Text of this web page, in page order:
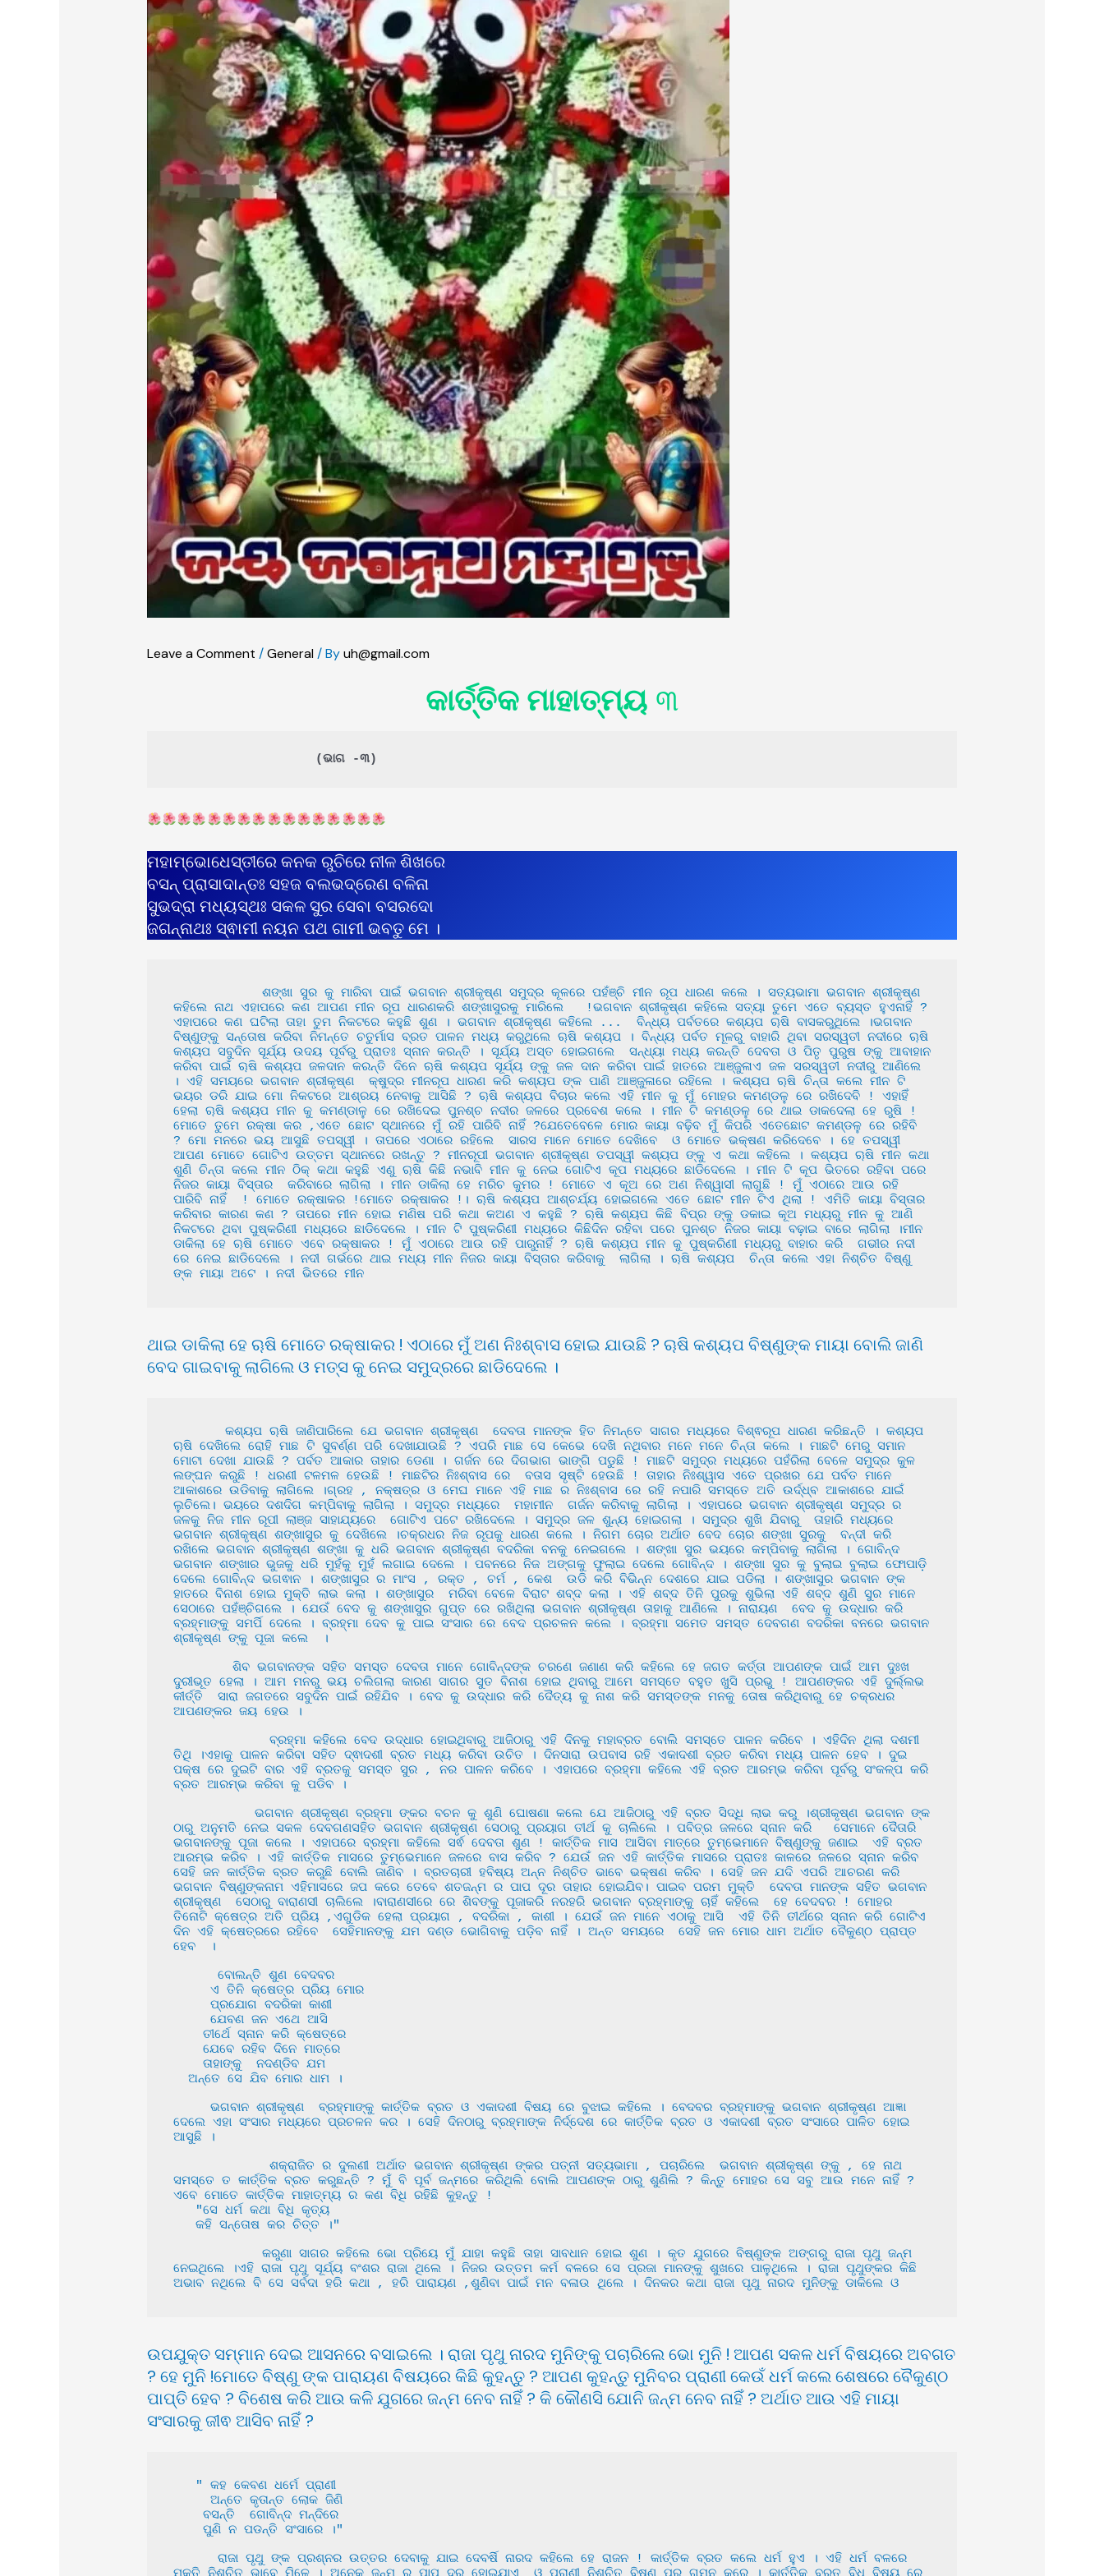
Leave a Comment /General / Byuh@gmail.com
କାର୍ତ୍ତିକ ମାହାତ୍ମ୍ୟ ୩
(ଭାଗ -୩)
ମହାମ୍ଭୋଧେସ୍ତୀରେ କନକ ରୁଚିରେ ନୀଳ ଶିଖରେ
ବସନ୍ ପ୍ରାସାଦାନ୍ତଃ ସହଜ ବଲଭଦ୍ରେଣ ବଳିନା
ସୁଭଦ୍ରା ମଧ୍ୟସ୍ଥଃ ସକଳ ସୁର ସେବା ବସରଦୋ
ଜଗନ୍ନାଥଃ ସ୍ଵାମୀ ନୟନ ପଥ ଗାମୀ ଭବତୁ ମେ ।
କହିଲେ ନାଥ ଏହାପରେ କଣ ଆପଣ ମୀନ ରୂପ ଧାରଣକରି ଶଙ୍ଖାସୁରକୁ ମାରିଲେ   !ଭଗବାନ ଶ୍ରୀକୃଷ୍ଣ କହିଲେ ସତ୍ୟା ତୁମେ ଏତେ ବ୍ୟସ୍ତ ହୁଏନାହିଁ ?
ଏହାପରେ କଣ ଘଟିଲା ତାହା ତୁମ ନିକଟରେ କହୁଛି ଶୁଣ । ଭଗବାନ ଶ୍ରୀକୃଷ୍ଣ କହିଲେ ...  ବିନ୍ଧ୍ୟ ପର୍ବତରେ କଶ୍ୟପ ୠଷି ବାସକରୁଥିଲେ ।ଭଗବାନ
ବିଷ୍ଣୁଙ୍କୁ ସନ୍ତୋଷ କରିବା ନିମନ୍ତେ ଚତୁର୍ମାସ ବ୍ରତ ପାଳନ ମଧ୍ୟ କରୁଥିଲେ ୠଷି କଶ୍ୟପ । ବିନ୍ଧ୍ୟ ପର୍ବତ ମୂଳରୁ ବାହାରି ଥିବା ସରସ୍ୱତୀ ନଦୀରେ ୠଷି
କଶ୍ୟପ ସବୁଦିନ ସୂର୍ଯ୍ୟ ଉଦୟ ପୂର୍ବରୁ ପ୍ରାତଃ ସ୍ନାନ କରନ୍ତି । ସୂର୍ଯ୍ୟ ଅସ୍ତ ହୋଇଗଲେ  ସନ୍ଧ୍ୟା ମଧ୍ୟ କରନ୍ତି ଦେବତା ଓ ପିତୃ ପୁରୁଷ ଙ୍କୁ ଆବାହାନ
କରିବା ପାଇଁ ୠଷି କଶ୍ୟପ ଜଳଦାନ କରନ୍ତି ଦିନେ ୠଷି କଶ୍ୟପ ସୂର୍ଯ୍ୟ ଙ୍କୁ ଜଳ ଦାନ କରିବା ପାଇଁ ହାତରେ ଆଞ୍ଜୁଳାଏ ଜଳ ସରସ୍ୱତୀ ନଦୀରୁ ଆଣିଲେ
। ଏହି ସମୟରେ ଭଗବାନ ଶ୍ରୀକୃଷ୍ଣ  କ୍ଷୁଦ୍ର ମୀନରୂପ ଧାରଣ କରି କଶ୍ୟପ ଙ୍କ ପାଣି ଆଞ୍ଜୁଳାରେ ରହିଲେ । କଶ୍ୟପ ୠଷି ଚିନ୍ତା କଲେ ମୀନ ଟି
ଭୟର ଡରି ଯାଇ ମୋ ନିକଟରେ ଆଶ୍ରୟ ନେବାକୁ ଆସିଛି ? ୠଷି କଶ୍ୟପ ବିଚାର କଲେ ଏହି ମୀନ କୁ ମୁଁ ମୋହର କମଣ୍ଡଳୁ ରେ ରଖିଦେବି ! ଏହାହିଁ
ହେଲା ୠଷି କଶ୍ୟପ ମୀନ କୁ କମଣ୍ଡାଳୁ ରେ ରଖିଦେଇ ପୁନଶ୍ଚ ନଦୀର ଜଳରେ ପ୍ରବେଶ କଲେ । ମୀନ ଟି କମଣ୍ଡଳୁ ରେ ଥାଇ ଡାକଦେଲା ହେ ରୁଷି !
ମୋତେ ତୁମେ ରକ୍ଷା କର ,ଏତେ ଛୋଟ ସ୍ଥାନରେ ମୁଁ ରହି ପାରିବି ନାହିଁ ?ଯେତେବେଳେ ମୋର କାୟା ବଢ଼ିବ ମୁଁ କିପରି ଏତେଛୋଟ କମଣ୍ଡଳୁ ରେ ରହିବି
? ମୋ ମନରେ ଭୟ ଆସୁଛି ତପସ୍ୱୀ । ତାପରେ ଏଠାରେ ରହିଲେ  ସାରସ ମାନେ ମୋତେ ଦେଖିବେ  ଓ ମୋତେ ଭକ୍ଷଣ କରିଦେବେ । ହେ ତପସ୍ୱୀ
ଆପଣ ମୋତେ ଗୋଟିଏ ଉତ୍ତମ ସ୍ଥାନରେ ରଖନ୍ତୁ ? ମୀନରୂପୀ ଭଗବାନ ଶ୍ରୀକୃଷ୍ଣ ତପସ୍ୱୀ କଶ୍ୟପ ଙ୍କୁ ଏ କଥା କହିଲେ । କଶ୍ୟପ ୠଷି ମୀନ କଥା
ଶୁଣି ଚିନ୍ତା କଲେ ମୀନ ଠିକ୍ କଥା କହୁଛି ଏଣୁ ୠଷି କିଛି ନଭାବି ମୀନ କୁ ନେଇ ଗୋଟିଏ କୂପ ମଧ୍ୟରେ ଛାଡିଦେଲେ । ମୀନ ଟି କୂପ ଭିତରେ ରହିବା ପରେ
ନିଜର କାୟା ବିସ୍ତାର  କରିବାରେ ଲାଗିଲା । ମୀନ ଡାକିଲା ହେ ମରିଚ କୁମର ! ମୋତେ ଏ କୂଅ ରେ ଅଣ ନିଶ୍ୱାସୀ ଲାଗୁଛି ! ମୁଁ ଏଠାରେ ଆଉ ରହି
ପାରିବି ନାହିଁ  ! ମୋତେ ରକ୍ଷାକର !ମୋତେ ରକ୍ଷାକର !। ୠଷି କଶ୍ୟପ ଆଶ୍ଚର୍ଯ୍ୟ ହୋଇଗଲେ ଏତେ ଛୋଟ ମୀନ ଟିଏ ଥିଲା ! ଏମିତି କାୟା ବିସ୍ତାର
କରିବାର କାରଣ କଣ ? ତାପରେ ମୀନ ହୋଇ ମଣିଷ ପରି କଥା କଅଣ ଏ କହୁଛି ? ୠଷି କଶ୍ୟପ କିଛି ବିପ୍ର ଙ୍କୁ ଡକାଇ କୂଅ ମଧ୍ୟରୁ ମୀନ କୁ ଆଣି
ନିକଟରେ ଥିବା ପୁଷ୍କରିଣୀ ମଧ୍ୟରେ ଛାଡିଦେଲେ । ମୀନ ଟି ପୁଷ୍କରିଣୀ ମଧ୍ୟରେ କିଛିଦିନ ରହିବା ପରେ ପୁନଶ୍ଚ ନିଜର କାୟା ବଢ଼ାଇ ବାରେ ଲାଗିଲା ।ମୀନ
ଡାକିଲା ହେ ୠଷି ମୋତେ ଏବେ ରକ୍ଷାକର ! ମୁଁ ଏଠାରେ ଆଉ ରହି ପାରୁନାହିଁ ? ୠଷି କଶ୍ୟପ ମୀନ କୁ ପୁଷ୍କରିଣୀ ମଧ୍ୟରୁ ବାହାର କରି  ଗଭୀର ନଦୀ
ରେ ନେଇ ଛାଡିଦେଲେ । ନଦୀ ଗର୍ଭରେ ଥାଇ ମଧ୍ୟ ମୀନ ନିଜର କାୟା ବିସ୍ତାର କରିବାକୁ  ଲାଗିଲା । ୠଷି କଶ୍ୟପ  ଚିନ୍ତା କଲେ ଏହା ନିଶ୍ଚିତ ବିଷ୍ଣୁ
ଙ୍କ ମାୟା ଅଟେ । ନଦୀ ଭିତରେ ମୀନ
ଥାଇ ଡାକିଲା ହେ ୠଷି ମୋତେ ରକ୍ଷାକର ! ଏଠାରେ ମୁଁ ଅଣ ନିଃଶ୍ବାସ ହୋଇ ଯାଉଛି ? ୠଷି କଶ୍ୟପ ବିଷ୍ଣୁଙ୍କ ମାୟା ବୋଲି ଜାଣି
ବେଦ ଗାଇବାକୁ ଲାଗିଲେ ଓ ମତ୍ସ କୁ ନେଇ ସମୁଦ୍ରରେ ଛାଡିଦେଲେ ।
ୠଷି ଦେଖିଲେ ରୋହି ମାଛ ଟି ସୁବର୍ଣ୍ଣ ପରି ଦେଖାଯାଉଛି ? ଏପରି ମାଛ ସେ କେଭେ ଦେଖି ନଥିବାର ମନେ ମନେ ଚିନ୍ତା କଲେ । ମାଛଟି ମେରୁ ସମାନ
ମୋଟା ଦେଖା ଯାଉଛି ? ପର୍ବତ ଆକାର ତାହାର ଡେଣା । ଗର୍ଜନ ରେ ଦିଗଭାଗ ଭାଙ୍ଗି ପଡୁଛି ! ମାଛଟି ସମୁଦ୍ର ମଧ୍ୟରେ ପହଁରିଲା ବେଳେ ସମୁଦ୍ର କୁଳ
ଲଙ୍ଘନ କରୁଛି ! ଧରଣୀ ଟଳମଳ ହେଉଛି ! ମାଛଟିର ନିଃଶ୍ବାସ ରେ  ବତାସ ସୃଷ୍ଟି ହେଉଛି ! ତାହାର ନିଃଶ୍ୱାସ ଏତେ ପ୍ରଖର ଯେ ପର୍ବତ ମାନେ
ଆକାଶରେ ଉଡିବାକୁ ଲାଗିଲେ ।ଗ୍ରହ , ନକ୍ଷତ୍ର ଓ ମେଘ ମାନେ ଏହି ମାଛ ର ନିଃଶ୍ବାସ ରେ ରହି ନପାରି ସମସ୍ତେ ଅତି ଉର୍ଦ୍ଧ୍ବ ଆକାଶରେ ଯାଇଁ
ଲୁଚିଲେ। ଭୟରେ ଦଶଦିଗ କମ୍ପିବାକୁ ଲାଗିଲା । ସମୁଦ୍ର ମଧ୍ୟରେ  ମହାମୀନ  ଗର୍ଜନ କରିବାକୁ ଲାଗିଲା । ଏହାପରେ ଭଗବାନ ଶ୍ରୀକୃଷ୍ଣ ସମୁଦ୍ର ର
ଜଳକୁ ନିଜ ମୀନ ରୂପୀ ଲାଞ୍ଜ ସାହାଯ୍ୟରେ  ଗୋଟିଏ ପଟେ ରଖିଦେଲେ । ସମୁଦ୍ର ଜଳ ଶୁନ୍ୟ ହୋଇଗଲା । ସମୁଦ୍ର ଶୁଖି ଯିବାରୁ  ତାହାରି ମଧ୍ୟରେ
ଭଗବାନ ଶ୍ରୀକୃଷ୍ଣ ଶଙ୍ଖାସୁର କୁ ଦେଖିଲେ ।ଚକ୍ରଧର ନିଜ ରୂପକୁ ଧାରଣ କଲେ । ନିଗମ ଚୋର ଅର୍ଥାତ ବେଦ ଚୋର ଶଙ୍ଖା ସୁରକୁ  ବନ୍ଦୀ କରି
ରଖିଲେ ଭଗବାନ ଶ୍ରୀକୃଷ୍ଣ ଶଙ୍ଖା କୁ ଧରି ଭଗବାନ ଶ୍ରୀକୃଷ୍ଣ ବଦରିକା ବନକୁ ନେଇଗଲେ । ଶଙ୍ଖା ସୁର ଭୟରେ କମ୍ପିବାକୁ ଲାଗିଲା । ଗୋବିନ୍ଦ
ଭଗବାନ ଶଙ୍ଖାର ଭୁଜକୁ ଧରି ମୁହଁକୁ ମୁହଁ ଲଗାଇ ଦେଲେ । ପବନରେ ନିଜ ଅଙ୍ଗକୁ ଫୁଲାଇ ଦେଲେ ଗୋବିନ୍ଦ । ଶଙ୍ଖା ସୁର କୁ ବୁଲାଇ ବୁଲାଇ ଫୋପାଡ଼ି
ଦେଲେ ଗୋବିନ୍ଦ ଭଗଵାନ । ଶଙ୍ଖାସୁର ର ମାଂସ , ରକ୍ତ , ଚର୍ମ , କେଶ  ଉଡି କରି ବିଭିନ୍ନ ଦେଶରେ ଯାଇ ପଡିଲା । ଶଙ୍ଖାସୁର ଭଗବାନ ଙ୍କ
ହାତରେ ବିନାଶ ହୋଇ ମୁକ୍ତି ଲାଭ କଲା । ଶଙ୍ଖାସୁର  ମରିବା ବେଳେ ବିରାଟ ଶବ୍ଦ କଲା । ଏହି ଶବ୍ଦ ତିନି ପୁରକୁ ଶୁଭିଲା ଏହି ଶବ୍ଦ ଶୁଣି ସୁର ମାନେ
ସେଠାରେ ପହଁଞ୍ଚିଗଲେ । ଯେଉଁ ବେଦ କୁ ଶଙ୍ଖାସୁର ଗୁପ୍ତ ରେ ରଖିଥିଲା ଭଗବାନ ଶ୍ରୀକୃଷ୍ଣ ତାହାକୁ ଆଣିଲେ । ନାରାୟଣ  ବେଦ କୁ ଉଦ୍ଧାର କରି
ବ୍ରହ୍ମାଙ୍କୁ ସମର୍ପି ଦେଲେ । ବ୍ରହ୍ମା ଦେବ କୁ ପାଇ ସଂସାର ରେ ବେଦ ପ୍ରଚଳନ କଲେ । ବ୍ରହ୍ମା ସମେତ ସମସ୍ତ ଦେବଗଣ ବଦରିକା ବନରେ ଭଗବାନ
ଶ୍ରୀକୃଷ୍ଣ ଙ୍କୁ ପୂଜା କଲେ  ।
ଦୁରୀଭୂତ ହେଲା । ଆମ ମନରୁ ଭୟ ଚଲିଗଲା କାରଣ ସାଗର ସୁତ ବିନାଶ ହୋଇ ଥିବାରୁ ଆମେ ସମସ୍ତେ ବହୁତ ଖୁସି ପ୍ରଭୁ ! ଆପଣଙ୍କର ଏହି ଦୁର୍ଲ୍ଲଭ
କୀର୍ତ୍ତି  ସାରା ଜଗତରେ ସବୁଦିନ ପାଇଁ ରହିଯିବ । ବେଦ କୁ ଉଦ୍ଧାର କରି ଦୈତ୍ୟ କୁ ନାଶ କରି ସମସ୍ତଙ୍କ ମନକୁ ତୋଷ କରିଥିବାରୁ ହେ ଚକ୍ରଧର
ଆପଣଙ୍କର ଜୟ ହେଉ ।
ତିଥି ।ଏହାକୁ ପାଳନ କରିବା ସହିତ ଦ୍ଵାଦଶୀ ବ୍ରତ ମଧ୍ୟ କରିବା ଉଚିତ । ଦିନସାରା ଉପବାସ ରହି ଏକାଦଶୀ ବ୍ରତ କରିବା ମଧ୍ୟ ପାଳନ ହେବ । ଦୁଇ
ପକ୍ଷ ରେ ଦୁଇଟି ବାର ଏହି ବ୍ରତକୁ ସମସ୍ତ ସୁର , ନର ପାଳନ କରିବେ । ଏହାପରେ ବ୍ରହ୍ମା କହିଲେ ଏହି ବ୍ରତ ଆରମ୍ଭ କରିବା ପୂର୍ବରୁ ସଂକଳ୍ପ କରି
ବ୍ରତ ଆରମ୍ଭ କରିବା କୁ ପଡିବ ।
ଠାରୁ ଅନୁମତି ନେଇ ସକଳ ଦେବଗଣସହିତ ଭଗବାନ ଶ୍ରୀକୃଷ୍ଣ ସେଠାରୁ ପ୍ରୟାଗ ତୀର୍ଥ କୁ ଚାଲିଲେ । ପବିତ୍ର ଜଳରେ ସ୍ନାନ କରି   ସେମାନେ ଦୈତାରି
ଭଗବାନଙ୍କୁ ପୂଜା କଲେ । ଏହାପରେ ବ୍ରହ୍ମା କହିଲେ ସର୍ଵ ଦେବତା ଶୁଣ ! କାର୍ତ୍ତିକ ମାସ ଆସିବା ମାତ୍ରେ ତୁମ୍ଭେମାନେ ବିଷ୍ଣୁଙ୍କୁ ଜଣାଇ  ଏହି ବ୍ରତ
ଆରମ୍ଭ କରିବ । ଏହି କାର୍ତ୍ତିକ ମାସରେ ତୁମ୍ଭେମାନେ ଜଳରେ ବାସ କରିବ ? ଯେଉଁ ଜନ ଏହି କାର୍ତ୍ତିକ ମାସରେ ପ୍ରାତଃ କାଳରେ ଜଳରେ ସ୍ନାନ କରିବ
ସେହି ଜନ କାର୍ତ୍ତିକ ବ୍ରତ କରୁଛି ବୋଲି ଜାଣିବ । ବ୍ରତଚାରୀ ହବିଷ୍ୟ ଅନ୍ନ ନିଶ୍ଚିତ ଭାବେ ଭକ୍ଷଣ କରିବ । ସେହି ଜନ ଯଦି ଏପରି ଆଚରଣ କରି
ଭଗବାନ ବିଷ୍ଣୁଙ୍କନାମ ଏହିମାସରେ ଜପ କରେ ତେବେ ଶତଜନ୍ମ ର ପାପ ଦୂର ତାହାର ହୋଇଯିବ। ପାଇବ ପରମ ମୁକ୍ତି  ଦେବତା ମାନଙ୍କ ସହିତ ଭଗବାନ
ଶ୍ରୀକୃଷ୍ଣ  ସେଠାରୁ ବାରାଣସୀ ଚାଲିଲେ ।ବାରାଣସୀରେ ରେ ଶିବଙ୍କୁ ପୂଜାକରି ନରହରି ଭଗବାନ ବ୍ରହ୍ମାଙ୍କୁ ଚାହିଁ କହିଲେ  ହେ ବେଦବର ! ମୋହର
ତିନୋଟି କ୍ଷେତ୍ର ଅତି ପ୍ରିୟ ,ଏଗୁଡିକ ହେଲା ପ୍ରୟାଗ , ବଦରିକା , କାଶୀ । ଯେଉଁ ଜନ ମାନେ ଏଠାକୁ ଆସି  ଏହି ତିନି ତୀର୍ଥରେ ସ୍ନାନ କରି ଗୋଟିଏ
ଦିନ ଏହି କ୍ଷେତ୍ରରେ ରହିବେ  ସେହିମାନଙ୍କୁ ଯମ ଦଣ୍ଡ ଭୋଗିବାକୁ ପଡ଼ିବ ନାହିଁ । ଅନ୍ତ ସମୟରେ  ସେହି ଜନ ମୋର ଧାମ ଅର୍ଥାତ ବୈକୁଣ୍ଠ ପ୍ରାପ୍ତ
ହେବ  ।
ଦେଲେ ଏହା ସଂସାର ମଧ୍ୟରେ ପ୍ରଚଳନ କର । ସେହି ଦିନଠାରୁ ବ୍ରହ୍ମାଙ୍କ ନିର୍ଦ୍ଦେଶ ରେ କାର୍ତ୍ତିକ ବ୍ରତ ଓ ଏକାଦଶୀ ବ୍ରତ ସଂସାରେ ପାଳିତ ହୋଇ
ଆସୁଛି ।
ସମସ୍ତେ ତ କାର୍ତ୍ତିକ ବ୍ରତ କରୁଛନ୍ତି ? ମୁଁ ବି ପୂର୍ବ ଜନ୍ମରେ କରିଥିଲି ବୋଲି ଆପଣଙ୍କ ଠାରୁ ଶୁଣିଲି ? କିନ୍ତୁ ମୋହର ସେ ସବୁ ଆଉ ମନେ ନାହିଁ ?
ଏବେ ମୋତେ କାର୍ତ୍ତିକ ମାହାତ୍ମ୍ୟ ର କଣ ବିଧି ରହିଛି କୁହନ୍ତୁ !
ନେଇଥିଲେ ।ଏହି ରାଜା ପୃଥୁ ସୂର୍ଯ୍ୟ ବଂଶର ରାଜା ଥିଲେ । ନିଜର ଉତ୍ତମ କର୍ମ ବଳରେ ସେ ପ୍ରଜା ମାନଙ୍କୁ ଶୁଖରେ ପାଳୁଥିଲେ । ରାଜା ପୃଥୁଙ୍କର କିଛି
ଅଭାବ ନଥିଲେ ବି ସେ ସର୍ବଦା ହରି କଥା , ହରି ପାରାୟଣ ,ଶୁଣିବା ପାଇଁ ମନ ବଳାଉ ଥିଲେ । ଦିନକର କଥା ରାଜା ପୃଥୁ ନାରଦ ମୁନିଙ୍କୁ ଡାକିଲେ ଓ
ଉପଯୁକ୍ତ ସମ୍ମାନ ଦେଇ ଆସନରେ ବସାଇଲେ । ରାଜା ପୃଥୁ ନାରଦ ମୁନିଙ୍କୁ ପଚାରିଲେ ଭୋ ମୁନି ! ଆପଣ ସକଳ ଧର୍ମ ବିଷୟରେ ଅବଗତ
? ହେ ମୁନି !ମୋତେ ବିଷ୍ଣୁ ଙ୍କ ପାରାୟଣ ବିଷୟରେ କିଛି କୁହନ୍ତୁ ? ଆପଣ କୁହନ୍ତୁ ମୁନିବର ପ୍ରାଣୀ କେଉଁ ଧର୍ମ କଲେ ଶେଷରେ ବୈକୁଣ୍ଠ
ପାପ୍ତି ହେବ ? ବିଶେଷ କରି ଆଉ କଳି ଯୁଗରେ ଜନ୍ମ ନେବ ନାହିଁ ? କି କୌଣସି ଯୋନି ଜନ୍ମ ନେବ ନାହିଁ ? ଅର୍ଥାତ ଆଉ ଏହି ମାୟା
ସଂସାରକୁ ଜୀଵ ଆସିବ ନାହିଁ ?